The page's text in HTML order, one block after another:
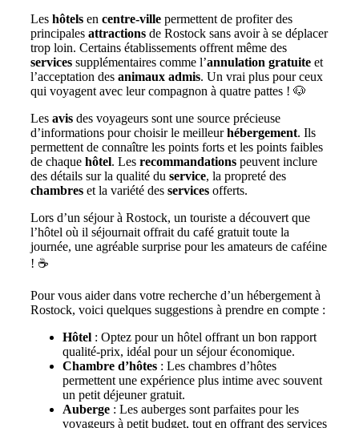
Les hôtels en centre-ville permettent de profiter des
principales attractions de Rostock sans avoir à se déplacer
trop loin. Certains établissements offrent même des
services supplémentaires comme l’annulation gratuite et
l’acceptation des animaux admis. Un vrai plus pour ceux
qui voyagent avec leur compagnon à quatre pattes ! 🐶
Les avis des voyageurs sont une source précieuse
d’informations pour choisir le meilleurhébergement. Ils
permettent de connaître les points forts et les points faibles
de chaque hôtel. Les recommandations peuvent inclure
des détails sur la qualité du service, la propreté des
chambres et la variété des services offerts.
Lors d’un séjour à Rostock, un touriste a découvert que
l’hôtel où il séjournait offrait du café gratuit toute la
journée, une agréable surprise pour les amateurs de caféine
! ☕
Pour vous aider dans votre recherche d’un hébergement à
Rostock, voici quelques suggestions à prendre en compte :
Hôtel : Optez pour un hôtel offrant un bon rapport
qualité-prix, idéal pour un séjour économique.
Chambre d’hôtes : Les chambres d’hôtes
permettent une expérience plus intime avec souvent
un petit déjeuner gratuit.
Auberge : Les auberges sont parfaites pour les
voyageurs à petit budget, tout en offrant des services